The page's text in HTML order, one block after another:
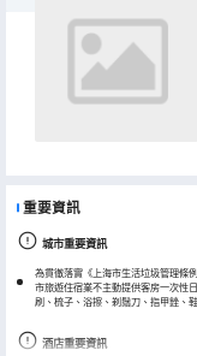
重要資訊
城市重要資訊
為貫徹落實《上海市生活垃圾管理條
市旅遊住宿業不主動提供客房一次性
刷、梳子、浴擦、剃鬚刀、指甲銼、
酒店重要資訊